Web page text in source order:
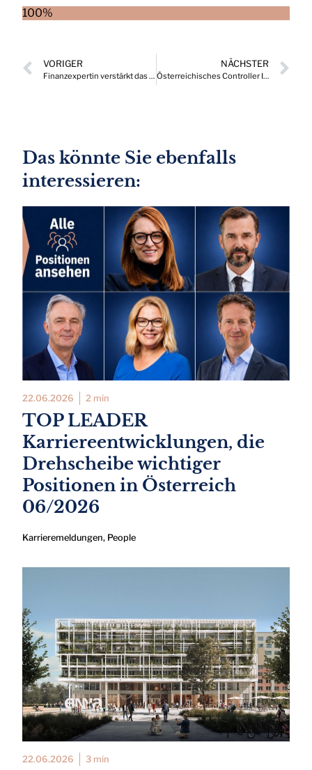
100%
VORIGER
Finanzexpertin verstärkt das Führungsteam von bellaflora
NÄCHSTER
Österreichisches Controller Institut bestellt neuen Geschäftsführer
Das könnte Sie ebenfalls
interessieren:
22.06.2026 2 min
TOP LEADER
Karriereentwicklungen, die
Drehscheibe wichtiger
Positionen in Österreich
06/2026
Karrieremeldungen, People
22.06.2026 3 min